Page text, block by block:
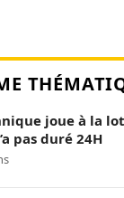
joue à la
pas duré 24H